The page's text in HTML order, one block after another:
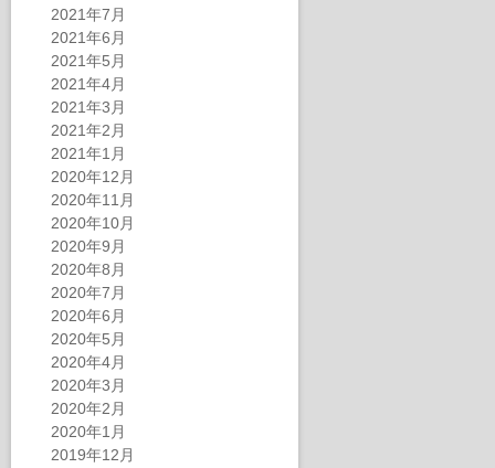
2021年7月
2021年6月
2021年5月
2021年4月
2021年3月
2021年2月
2021年1月
2020年12月
2020年11月
2020年10月
2020年9月
2020年8月
2020年7月
2020年6月
2020年5月
2020年4月
2020年3月
2020年2月
2020年1月
2019年12月